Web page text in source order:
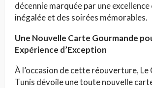
décennie marquée par une
inégalée et des soirées mémorables.
Une Nouvelle Carte Gourmande
Expérience d’Exception
À l’occasion de cette réouverture,
Tunis dévoile une toute nouvelle